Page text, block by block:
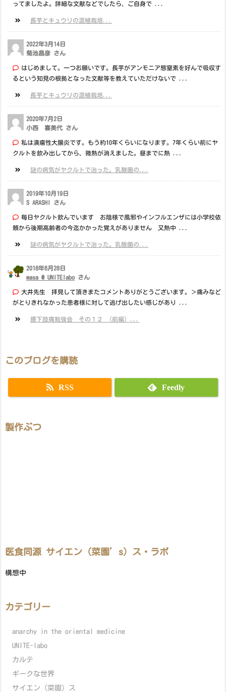
ってましたよ。詳細な文献などでしたら、ご自身で ...
長芋とキュウリの混植栽培...
2022年3月14日
菊池昌彦 さん
はじめまして。一つお願いです。長芋がアンモニア態窒素を好んで吸収す
るという知見の根拠となった文献等を教えていただけないで ...
長芋とキュウリの混植栽培...
2020年7月2日
小西 喜美代 さん
私は潰瘍性大腸炎です。もう約10年くらいになります。7年くらい前にヤ
クルトを飲み出してから、微熱が消えました。昼までに熱 ...
謎の病気がヤクルトで治った。乳酸菌の...
2019年10月19日
S ARASHI さん
毎日ヤクルト飲んでいます お陰様で風邪やインフルエンザには小学校依
頼から後期高齢者の今迄かかった覚えがありません 又熱中 ...
謎の病気がヤクルトで治った。乳酸菌の...
2018年6月28日
masa @ UNITElabo さん
大井先生 拝見して頂きまたコメントありがとうございます。＞痛みなど
がとりきれなかった患者様に対して逃げ出したい感じがあり ...
腰下肢痛勉強会 その１２ （前編）...
このブログを購読
RSS Feedly
製作ぶつ
医食同源 サイエン（菜園’s）ス・ラボ
構想中
カテゴリー
anarchy in the oriental medicine
UNITE-labo
カルテ
ギークな世界
サイエン（菜園）ス